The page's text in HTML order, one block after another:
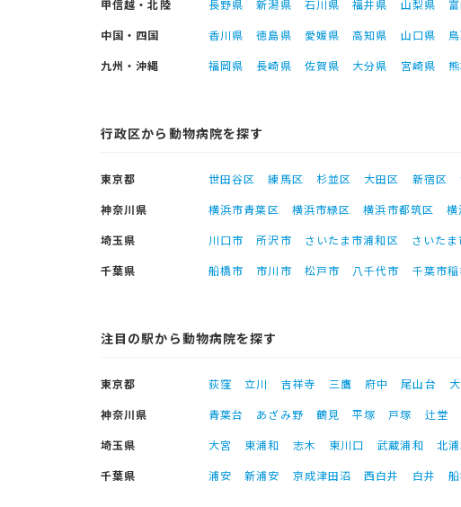
甲信越・北陸
長野県 新潟県 石川県 福井県 山梨県
中国・四国
香川県 徳島県 愛媛県 高知県 山口県
九州・沖縄
福岡県 長崎県 佐賀県 大分県 宮崎県
行政区から動物病院を探す
東京都 世田谷区 練馬区 杉並区 大田区 新宿区
神奈川県
横浜市青葉区 横浜市緑区 横浜市都筑区 横
埼玉県
川口市 所沢市 さいたま市浦和区 さいた
千葉県
船橋市 市川市 松戸市 八千代市 千葉市
注目の駅から動物病院を探す
東京都 荻窪 立川 吉祥寺 三鷹 府中 尾山台
神奈川県
青葉台 あざみ野 鶴見 平塚 戸塚 辻堂
埼玉県
大宮 東浦和 志木 東川口 武蔵浦和 北
千葉県
浦安 新浦安 京成津田沼 西白井 白井